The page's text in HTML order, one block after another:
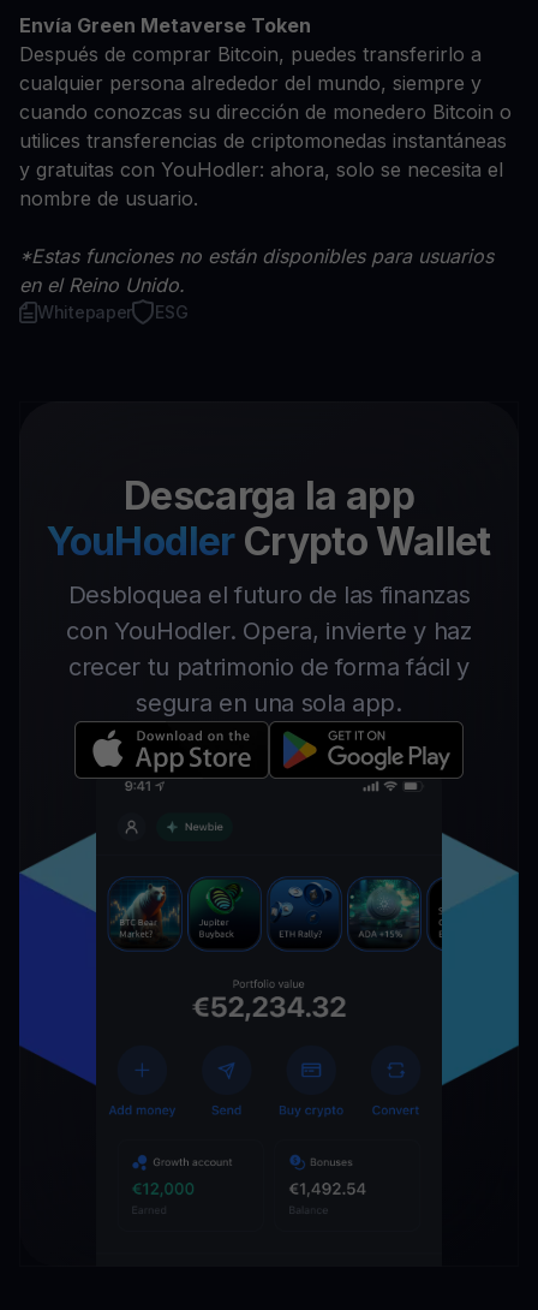
Envía Green Metaverse Token
Después de comprar Bitcoin, puedes transferirlo a
cualquier persona alrededor del mundo, siempre y
cuando conozcas su dirección de monedero Bitcoin o
utilices transferencias de criptomonedas instantáneas
y gratuitas con YouHodler: ahora, solo se necesita el
nombre de usuario.
*Estas funciones no están disponibles para usuarios
en el Reino Unido.
Whitepaper ESG
Descarga la app
YouHodler Crypto Wallet
Desbloquea el futuro de las finanzas
con YouHodler. Opera, invierte y haz
crecer tu patrimonio de forma fácil y
segura en una sola app.